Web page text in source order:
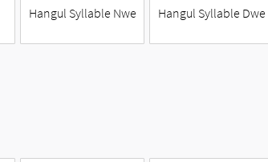
Hangul Syllable Nwe Hangul Syllable Dwe